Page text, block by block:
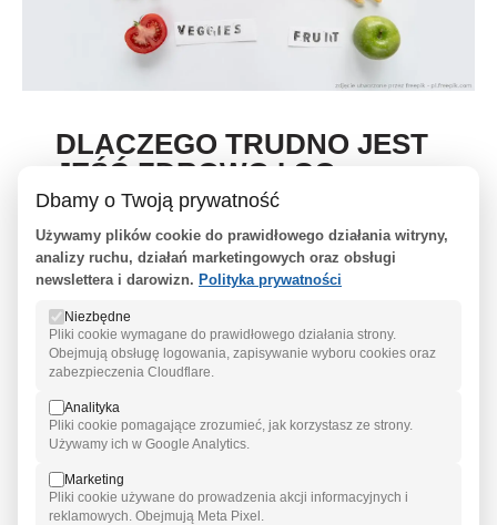
DLACZEGO TRUDNO JEST
JEŚĆ ZDROWO I CO
ZROBIĆ, ŻEBY NARESZCIE
ZACZĄĆ?
Przed Wami drugi odcinek naszej serii o wspieraniu
Dbamy o Twoją prywatność
Używamy plików cookie do prawidłowego działania witryny,
analizy ruchu, działań marketingowych oraz obsługi
newslettera i darowizn. Polityka prywatności
Niezbędne
Pliki cookie wymagane do prawidłowego działania strony.
Obejmują obsługę logowania, zapisywanie wyboru cookies oraz
zabezpieczenia Cloudflare.
Analityka
Pliki cookie pomagające zrozumieć, jak korzystasz ze strony.
Używamy ich w Google Analytics.
Marketing
Pliki cookie używane do prowadzenia akcji informacyjnych i
reklamowych. Obejmują Meta Pixel.